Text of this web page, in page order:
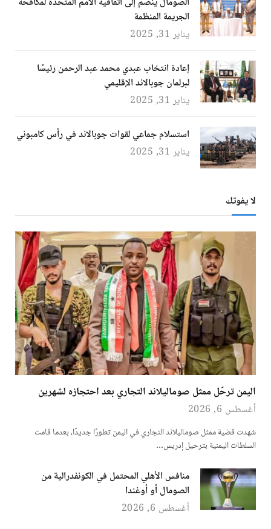
الجريمة المنظمة
يناير 31, 2025
إعادة انتخاب عبدي محمد عبد الرحمن رئيسًا
لبرلمان جوبالاند الإقليمي
يناير 31, 2025
استسلام جماعي لقوات جوبالاند في رأس كامبوني
يناير 31, 2025
لا يفوتك
اليمن ترحّل ممثل صوماليلاند التجاري بعد احتجازه لشهرين
أغسطس 6, 2026
شهدت قضية ممثل صوماليلاند التجاري في اليمن تطورًا جديدًا، بعدما قامت
السلطات اليمنية بترحيل إدريس…
منافس الأهلي المحتمل في الكونفدرالية من
الصومال أو أوغندا
أغسطس 6, 2026